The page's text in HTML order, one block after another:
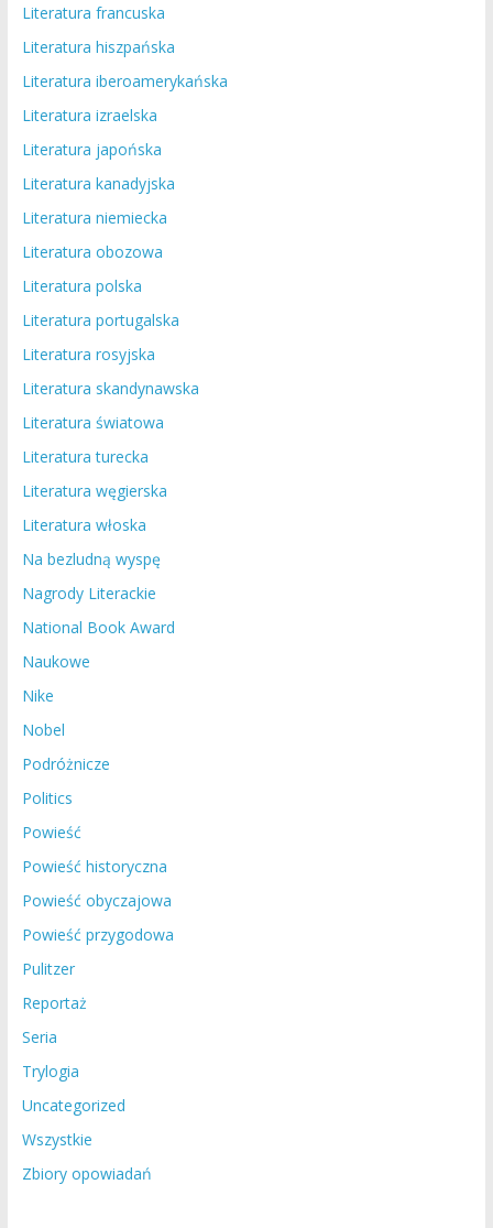
Literatura francuska
Literatura hiszpańska
Literatura iberoamerykańska
Literatura izraelska
Literatura japońska
Literatura kanadyjska
Literatura niemiecka
Literatura obozowa
Literatura polska
Literatura portugalska
Literatura rosyjska
Literatura skandynawska
Literatura światowa
Literatura turecka
Literatura węgierska
Literatura włoska
Na bezludną wyspę
Nagrody Literackie
National Book Award
Naukowe
Nike
Nobel
Podróżnicze
Politics
Powieść
Powieść historyczna
Powieść obyczajowa
Powieść przygodowa
Pulitzer
Reportaż
Seria
Trylogia
Uncategorized
Wszystkie
Zbiory opowiadań